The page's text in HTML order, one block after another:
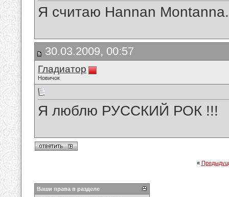
Я считаю Hannan Montanna.
30.03.2009, 00:57
Гладиатор
Новичок
Я люблю РУССКИЙ РОК !!!
«
Ваши права в разделе